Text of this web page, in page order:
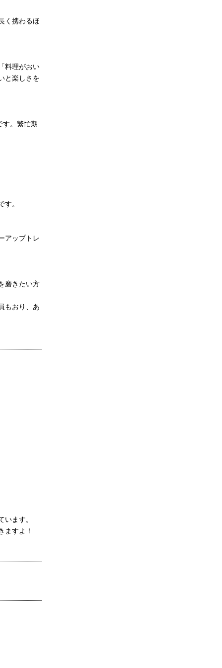
く携わるほ
料理がおい
と楽しさを
す。繁忙期
。
アップトレ
磨きたい方
もおり、あ
ます。
ますよ！